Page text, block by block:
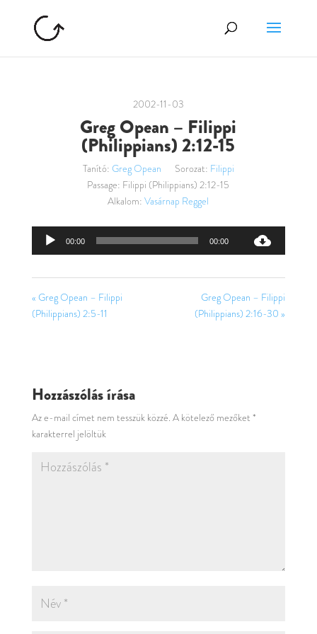
2002-11-03
Greg Opean – Filippi
(Philippians) 2:12-15
Tanító: Greg Opean Sorozat: Filippi
Passage: Filippi (Philippians) 2:12-15
Alkalom: Vasárnap Reggel
Audió
00:00 00:00
« Greg Opean – Filippi
(Philippians) 2:5-11
Greg Opean – Filippi
(Philippians) 2:16-30 »
Hozzászólás írása
Az e-mail címet nem tesszük közzé. A kötelező mezőket *
karakterrel jelöltük